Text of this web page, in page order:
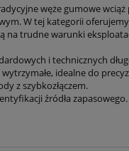
węże gumowe
W tej kategorii
na trudne warunki
i technicznych
idealne do
z szybkozłączem.
źródła zapasowego.